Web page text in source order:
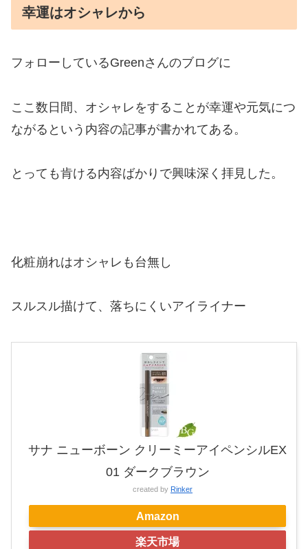
幸運はオシャレから
フォローしているGreenさんのブログに
ここ数日間、オシャレをすることが幸運や元気につ
ながるという内容の記事が書かれてある。
とっても肯ける内容ばかりで興味深く拝見した。
化粧崩れはオシャレも台無し
スルスル描けて、落ちにくいアイライナー
サナ ニューボーン クリーミーアイペンシルEX
01 ダークブラウン
created by Rinker
Amazon
楽天市場